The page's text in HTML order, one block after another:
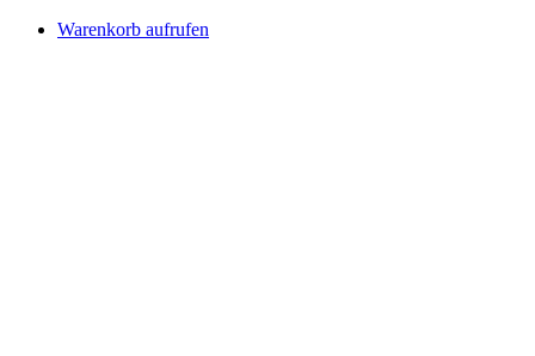
Warenkorb aufrufen